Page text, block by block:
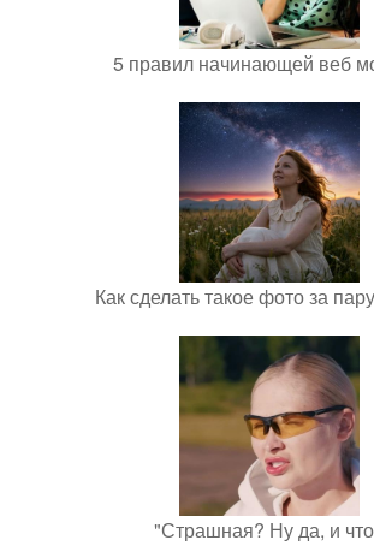
5 правил начинающей веб
Как сделать такое фото за
"Страшная? Ну да, и